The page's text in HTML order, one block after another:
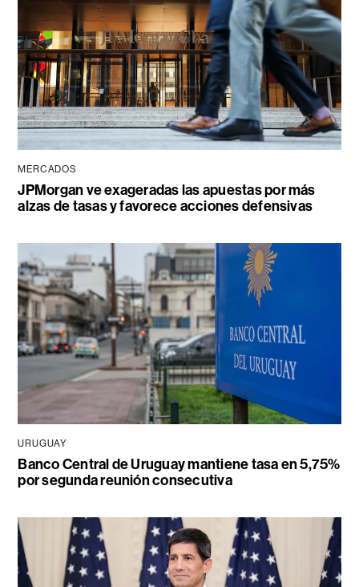
MERCADOS
JPMorgan ve exageradas las apuestas por más
alzas de tasas y favorece acciones defensivas
URUGUAY
Banco Central de Uruguay mantiene tasa en 5,75%
por segunda reunión consecutiva